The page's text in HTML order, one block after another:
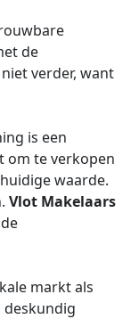
de
verder, want
is een
om te verkopen
waarde.
Vlot Makelaars
markt als
deskundig